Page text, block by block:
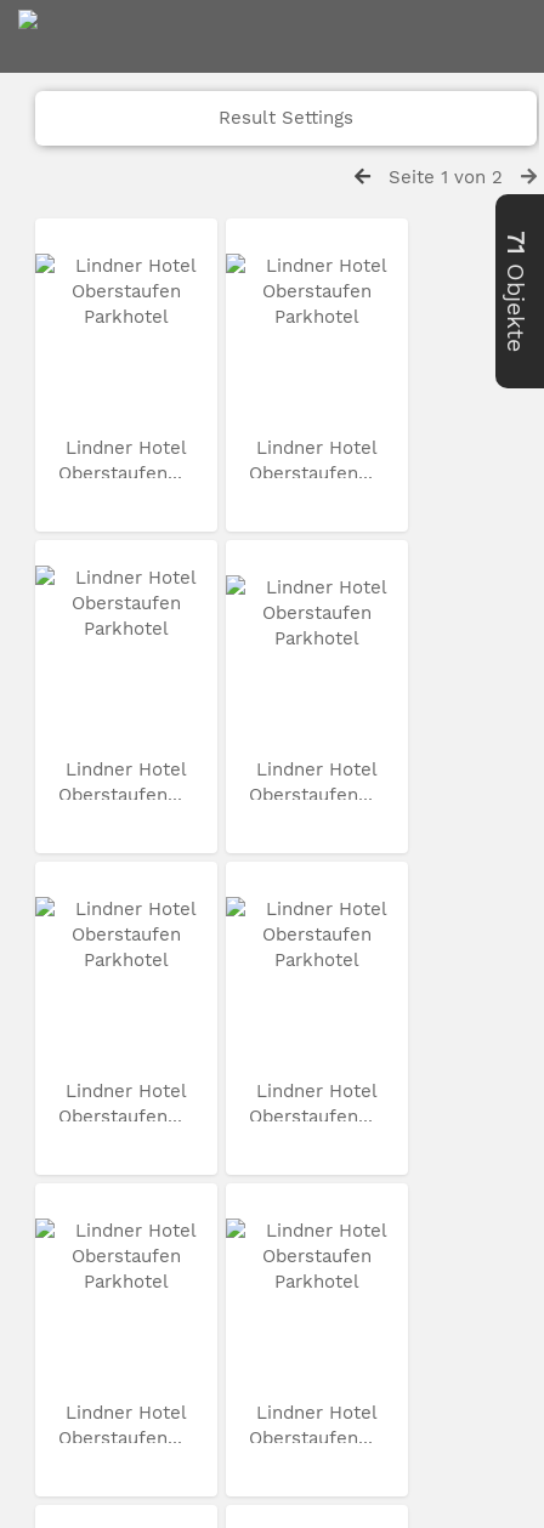
Result Settings
Seite 1 von 2
Lindner Hotel
Oberstaufen...
Lindner Hotel
Oberstaufen...
Lindner Hotel
Oberstaufen...
Lindner Hotel
Oberstaufen...
Lindner Hotel
Oberstaufen...
Lindner Hotel
Oberstaufen...
Lindner Hotel
Oberstaufen...
Lindner Hotel
Oberstaufen...
71
Objekte